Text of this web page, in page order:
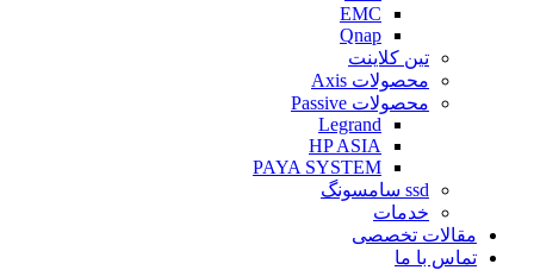
EMC
Qnap
تین کلاینت
محصولات Axis
محصولات Passive
Legrand
HP ASIA
PAYA SYSTEM
ssd سامسونگ
خدمات
مقالات تخصصی
تماس با ما